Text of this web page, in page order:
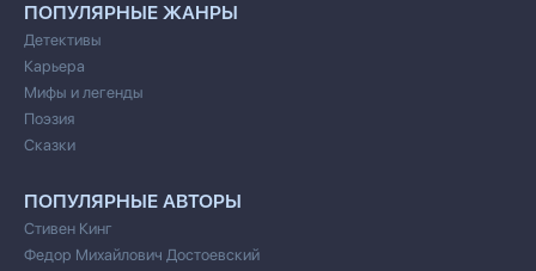
ПОПУЛЯРНЫЕ ЖАНРЫ
Детективы
Карьера
Мифы и легенды
Поэзия
Сказки
ПОПУЛЯРНЫЕ АВТОРЫ
Стивен Кинг
Федор Михайлович Достоевский